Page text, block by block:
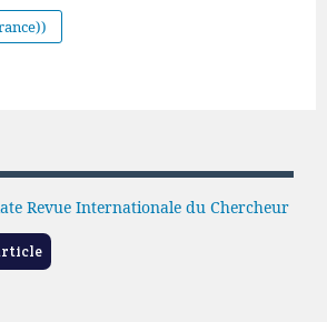
Revue Internationale du Chercheur